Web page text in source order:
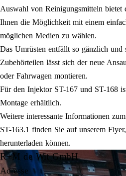
Auswahl von Reinigungsmitteln bietet
Ihnen die Möglichkeit mit einem
möglichen Medien zu wählen.
Das Umrüsten entfällt so gänzlich und
Zubehörteilen lässt sich der neue
oder Fahrwagen montieren.
Für den Injektor ST-167 und ST-168
Montage erhältlich.
Weitere interessante Informationen
ST-163.1 finden Sie auf unserem
herunterladen können.
R+M de Wit GmbH
Adresse